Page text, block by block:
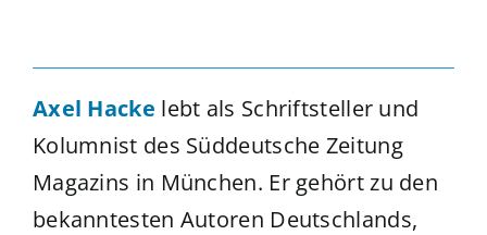
Axel Hacke lebt als Schriftsteller und
Kolumnist des Süddeutsche Zeitung
Magazins in München. Er gehört zu den
bekanntesten Autoren Deutschlands,